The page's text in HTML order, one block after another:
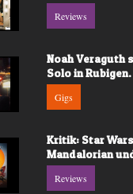
Reviews
Noah Veraguth
Solo in Rubigen.
Gigs
Kritik: Star
Mandalorian
Reviews